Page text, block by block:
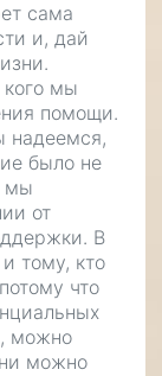
сама
и, дай
кого мы
помощи.
надеемся,
было не
мы
от
В
тому, кто
что
можно
можно